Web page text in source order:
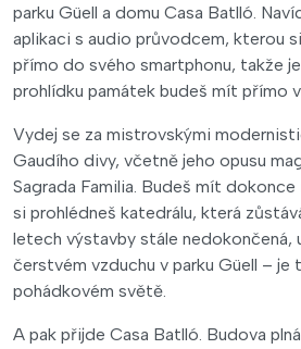
parku Güell a domu Casa Batlló.
aplikaci s audio průvodcem, kterou
přímo do svého smartphonu, takže
prohlídku památek budeš mít přímo
Vydej se za mistrovskými
Gaudího divy, včetně jeho opusu
Sagrada Familia. Budeš mít
si prohlédneš katedrálu, která
letech výstavby stále nedokončená,
čerstvém vzduchu v parku Güell –
pohádkovém světě.
A pak přijde Casa Batlló. Budova